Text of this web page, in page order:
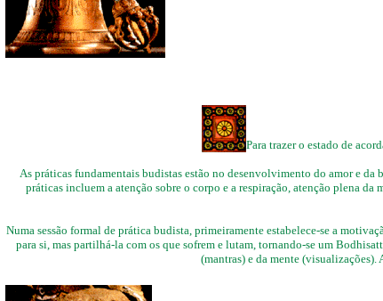
Para trazer o estado de
As práticas fundamentais budistas estão no desenvolvimento do amor e
práticas incluem a atenção sobre o corpo e a respiração, atenção plena
Numa sessão formal de prática budista, primeiramente estabelece-se a
para si, mas partilhá-la com os que sofrem e lutam, tornando-se um
(mantras) e da mente (visualizações).